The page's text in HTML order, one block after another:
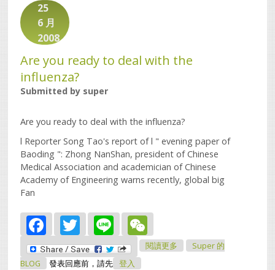
25
6 月
2008
Are you ready to deal with the
influenza?
Submitted by super
Are you ready to deal with the influenza?
l Reporter Song Tao's report of l " evening paper of
Baoding ": Zhong NanShan, president of Chinese
Medical Association and academician of Chinese
Academy of Engineering warns recently, global big
Fan
Facebook
Twitter
Line
閱讀更多關於Are You Ready To
Deal With The
Super 的
BLOG
發表回應前，請先 登入